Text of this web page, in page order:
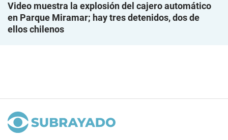
Video muestra la explosión del cajero automático
en Parque Miramar; hay tres detenidos, dos de
ellos chilenos